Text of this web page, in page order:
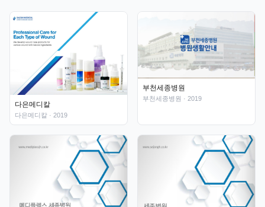
다은메디칼
다은메디칼 · 2019
부천세종병원
부천세종병원 · 2019